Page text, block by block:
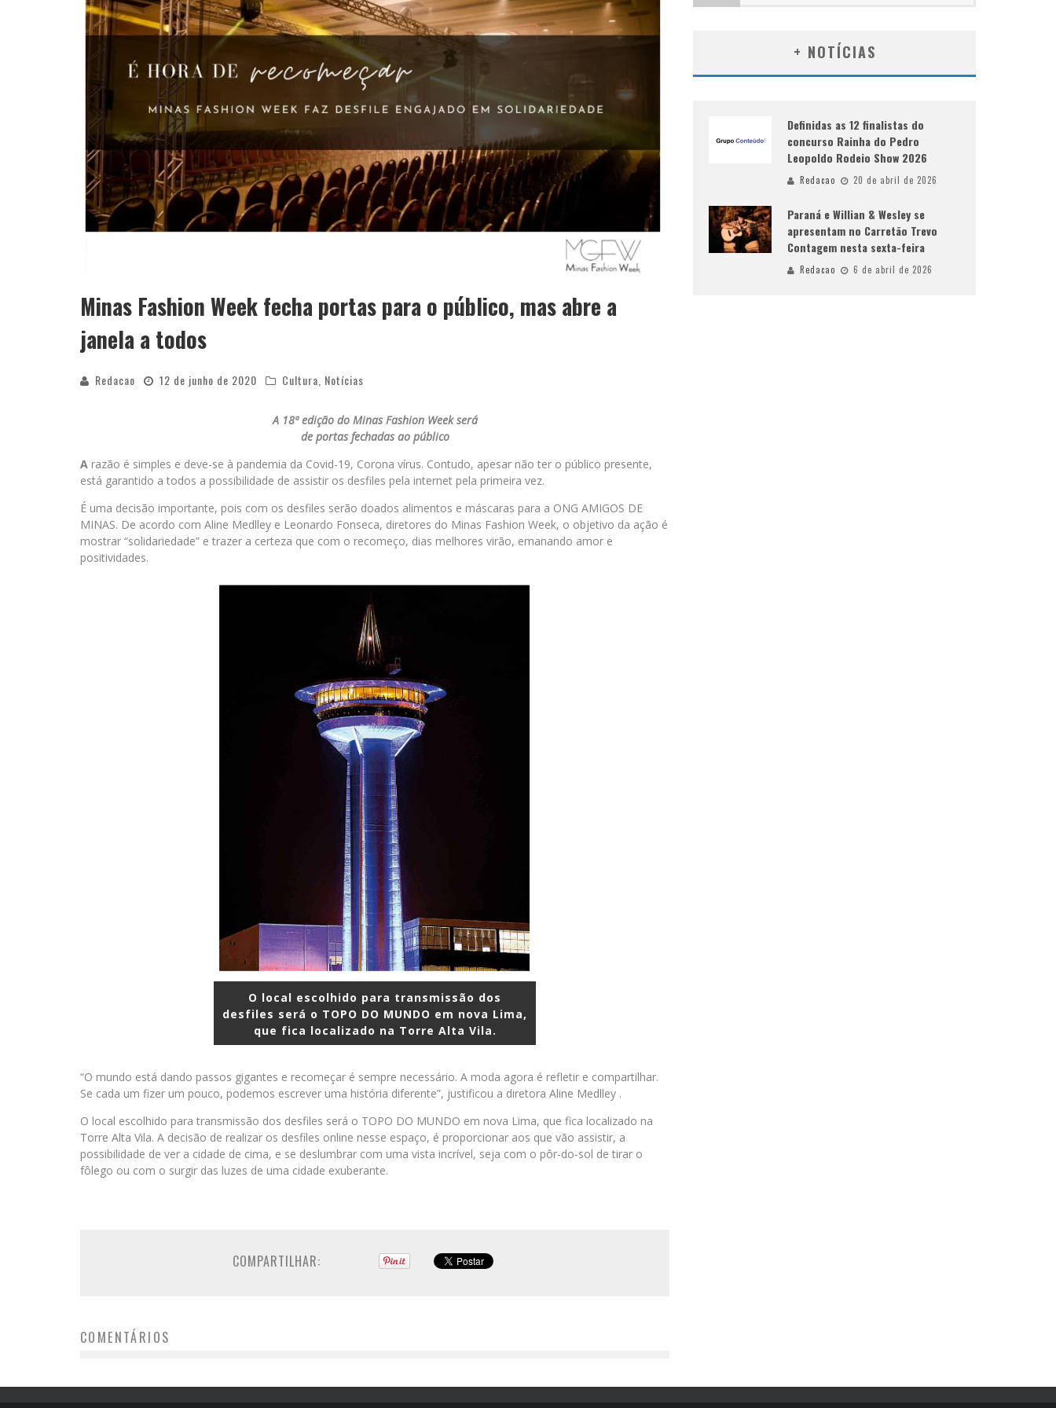
Minas Fashion Week fecha portas para o público, mas abre a
janela a todos
Redacao 12 de junho de 2020 Cultura Notícias
A 18ª edição do Minas Fashion Week será
de portas fechadas ao público
A razão é simples e deve-se à pandemia da Covid-19, Corona vírus. Contudo, apesar não ter o público presente,
está garantido a todos a possibilidade de assistir os desfiles pela internet pela primeira vez.
É uma decisão importante, pois com os desfiles serão doados alimentos e máscaras para a ONG AMIGOS DE
MINAS. De acordo com Aline Medlley e Leonardo Fonseca, diretores do Minas Fashion Week, o objetivo da ação é
mostrar “solidariedade” e trazer a certeza que com o recomeço, dias melhores virão, emanando amor e
positividades.
O local escolhido para transmissão dos
desfiles será o TOPO DO MUNDO em nova Lima,
que fica localizado na Torre Alta Vila.
“O mundo está dando passos gigantes e recomeçar é sempre necessário. A moda agora é refletir e compartilhar.
Se cada um fizer um pouco, podemos escrever uma história diferente”, justificou a diretora Aline Medlley .
O local escolhido para transmissão dos desfiles será o TOPO DO MUNDO em nova Lima, que fica localizado na
Torre Alta Vila. A decisão de realizar os desfiles online nesse espaço, é proporcionar aos que vão assistir, a
possibilidade de ver a cidade de cima, e se deslumbrar com uma vista incrível, seja com o pôr-do-sol de tirar o
fôlego ou com o surgir das luzes de uma cidade exuberante.
COMPARTILHAR:
COMENTÁRIOS
+ NOTÍCIAS
Definidas as 12 finalistas do
concurso Rainha do Pedro
Leopoldo Rodeio Show 2026
Redacao 20 de abril de 2026
Paraná e Willian & Wesley se
apresentam no Carretão Trevo
Contagem nesta sexta-feira
Redacao 6 de abril de 2026